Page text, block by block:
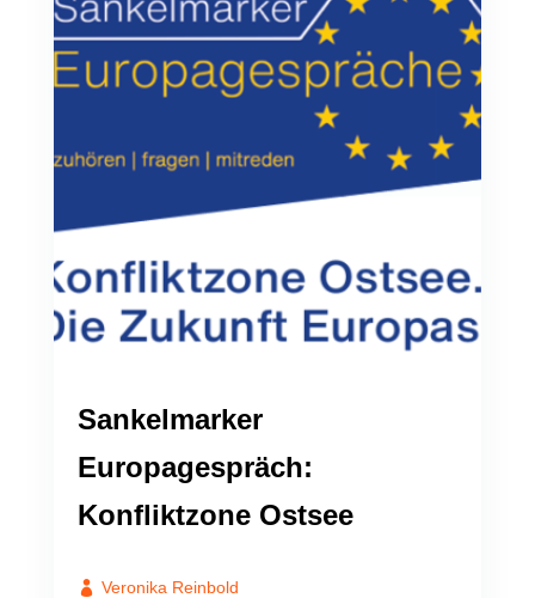
Sankelmarker
Europagespräch:
Konfliktzone Ostsee
Veronika Reinbold